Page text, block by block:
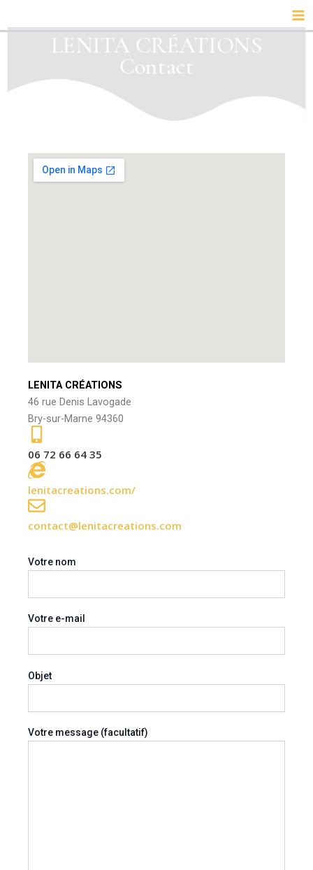
au
LENITA CRÉATIONS
Contact
LENITA CRÉATIONS
46 rue Denis Lavogade
Bry-sur-Marne 94360
06 72 66 64 35
lenitacreations.com/
contact@lenitacreations.com
Votre nom
Votre e-mail
Objet
Votre message (facultatif)